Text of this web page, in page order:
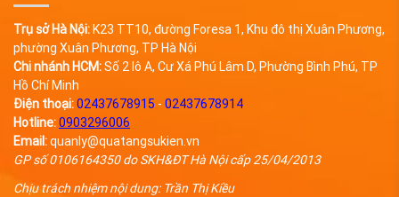
Trụ sở Hà Nội:K23 TT10, đường Foresa 1, Khu đô thị Xuân Phương,
phường Xuân Phương, TP Hà Nội
Chi nhánh HCM:Số 2 lô A, Cư Xá Phú Lâm D, Phường Bình Phú, TP
Hồ Chí Minh
Điện thoại:02437678915 - 02437678914
Hotline:0903296006
Email:quanly@quatangsukien.vn
GP số 0106164350 do SKH&ĐT Hà Nội cấp 25/04/2013
Chịu trách nhiệm nội dung: Trần Thị Kiều